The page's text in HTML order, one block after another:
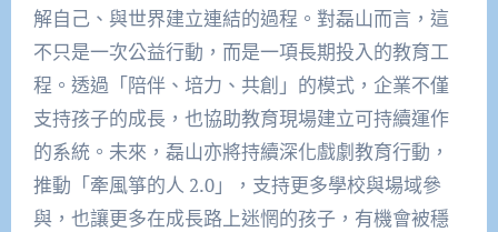
解自己、與世界建立連結的過程。對磊山而言，這
不只是一次公益行動，而是一項長期投入的教育工
程。透過「陪伴、培力、共創」的模式，企業不僅
支持孩子的成長，也協助教育現場建立可持續運作
的系統。未來，磊山亦將持續深化戲劇教育行動，
推動「牽風箏的人 2.0」，支持更多學校與場域參
與，也讓更多在成長路上迷惘的孩子，有機會被穩